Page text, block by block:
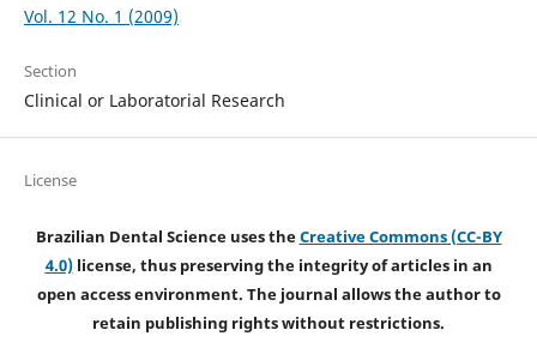
Vol. 12 No. 1 (2009)
Section
Clinical or Laboratorial Research
License
Brazilian Dental Science uses theCreative Commons (CC-BY
4.0)license, thus preserving the integrity of articles in an
open access environment. The journal allows the author to
retain publishing rights without restrictions.